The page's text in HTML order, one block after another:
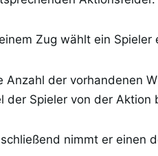
Zug wählt ein
Anzahl der vorhandenen
der Spieler von der Aktion
nimmt er einen